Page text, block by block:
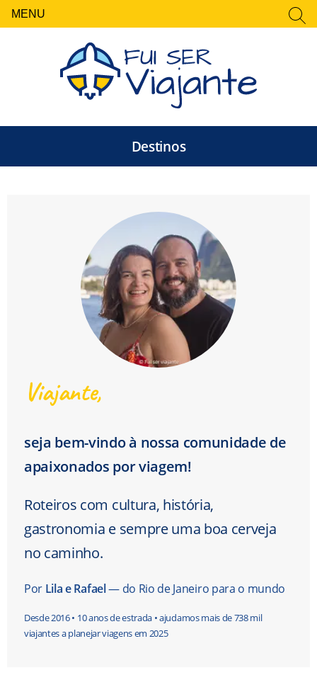
MENU
Destinos
Fui Ser Viajante —
Viajante,
seja bem-vindo à nossa comunidade de
apaixonados por viagem!
Roteiros com cultura, história,
gastronomia e sempre uma boa cerveja
no caminho.
Por Lila e Rafael— do Rio de Janeiro para o mundo
Desde 2016 • 10 anos de estrada • ajudamos mais de 738 mil
viajantes a planejar viagens em 2025
FECHAR